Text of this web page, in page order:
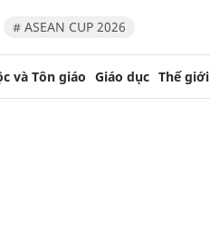
# ASEAN CUP 2026
và Tôn giáo Giáo dục Thế giới